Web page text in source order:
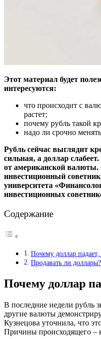
Этот материал будет
интересуются:
что происходит с
растет;
почему рубль такой
надо ли срочно
Рубль сейчас выглядит
сильная, а доллар
от американской
инвестиционный
университета
инвестиционных
Содержание
Почему доллар падает,
Продавать ли доллары?
Почему доллар
В последние недели рубль
другие валюты
Кузнецова уточнила, что
Причины происходящего –